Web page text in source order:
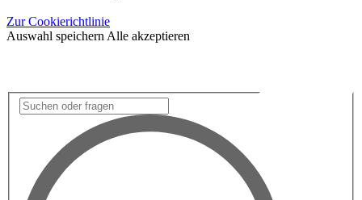
Zur Cookierichtlinie
Auswahl speichern Alle akzeptieren